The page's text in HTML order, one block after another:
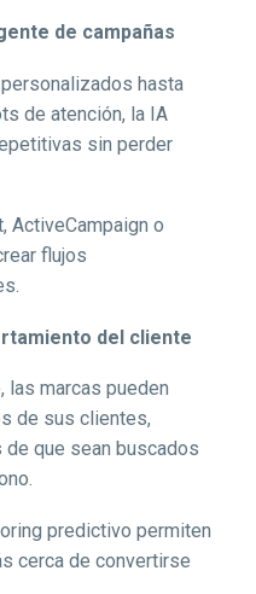
de campañas
hasta
de atención, la IA
sin perder
ActiveCampaign o
flujos
del cliente
las marcas pueden
de sus clientes,
que sean buscados
predictivo permiten
cerca de convertirse